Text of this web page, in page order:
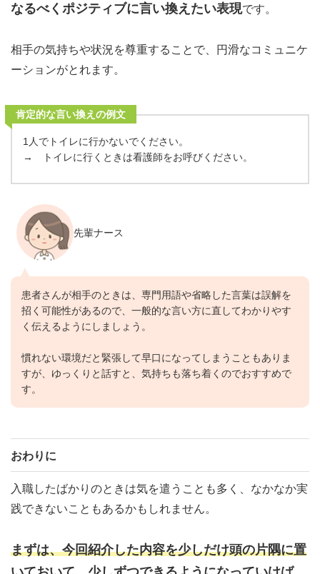
なるべくポジティブに言い換えたい表現です。
相手の気持ちや状況を尊重することで、円滑なコミュニケ
ーションがとれます。
肯定的な言い換えの例文
1人でトイレに行かないでください。
→ トイレに行くときは看護師をお呼びください。
先輩ナース
患者さんが相手のときは、専門用語や省略した言葉は誤解を
招く可能性があるので、一般的な言い方に直してわかりやす
く伝えるようにしましょう。
慣れない環境だと緊張して早口になってしまうこともありま
すが、ゆっくりと話すと、気持ちも落ち着くのでおすすめで
す。
おわりに
入職したばかりのときは気を遣うことも多く、なかなか実
践できないこともあるかもしれません。
まずは、今回紹介した内容を少しだけ頭の片隅に置